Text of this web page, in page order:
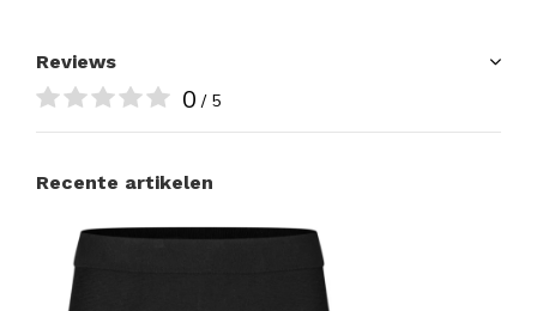
Reviews
0 / 5
Recente artikelen